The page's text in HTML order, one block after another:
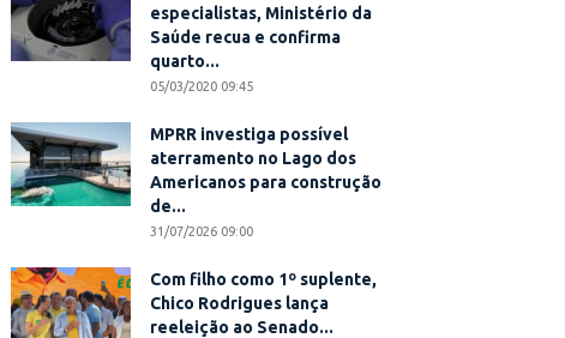
especialistas, Ministério da
Saúde recua e confirma
quarto...
05/03/2020 09:45
MPRR investiga possível
aterramento no Lago dos
Americanos para construção
de...
31/07/2026 09:00
Com filho como 1º suplente,
Chico Rodrigues lança
reeleição ao Senado...